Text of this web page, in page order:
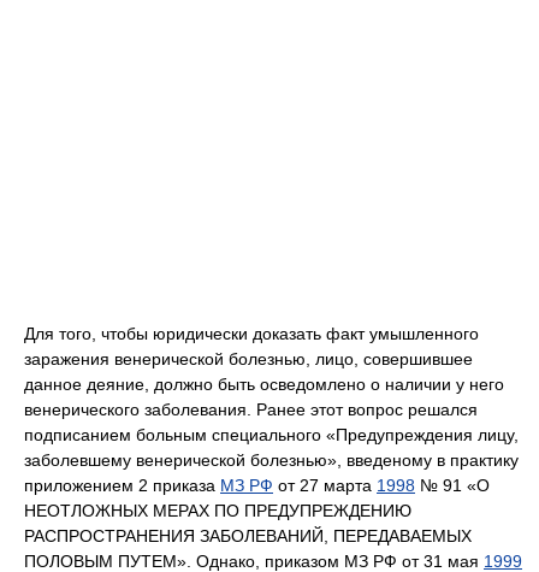
Для того, чтобы юридически доказать факт умышленного
заражения венерической болезнью, лицо, совершившее
данное деяние, должно быть осведомлено о наличии у него
венерического заболевания. Ранее этот вопрос решался
подписанием больным специального «Предупреждения лицу,
заболевшему венерической болезнью», введеному в практику
приложением 2 приказа МЗ РФ от 27 марта 1998 № 91 «О
НЕОТЛОЖНЫХ МЕРАХ ПО ПРЕДУПРЕЖДЕНИЮ
РАСПРОСТРАНЕНИЯ ЗАБОЛЕВАНИЙ, ПЕРЕДАВАЕМЫХ
ПОЛОВЫМ ПУТЕМ». Однако, приказом МЗ РФ от 31 мая 1999